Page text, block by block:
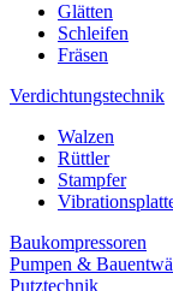
Glätten
Schleifen
Fräsen
Verdichtungstechnik
Walzen
Rüttler
Stampfer
Baukompressoren
Pumpen &
Putztechnik